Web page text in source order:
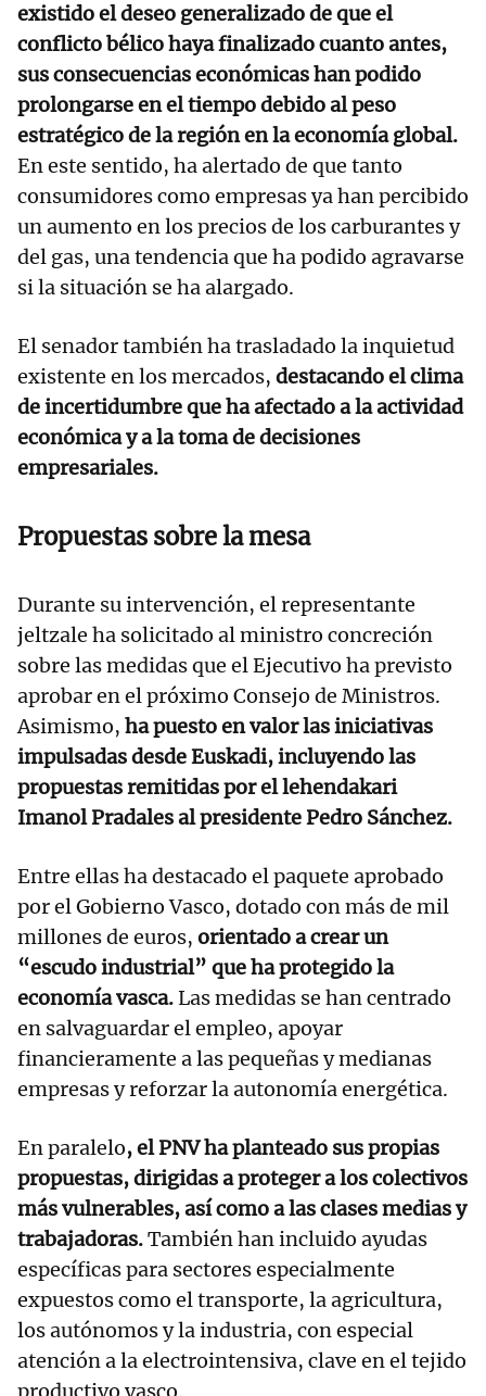
existido el deseo generalizado de que el
conflicto bélico haya finalizado cuanto antes,
sus consecuencias económicas han podido
prolongarse en el tiempo debido al peso
estratégico de la región en la economía global.
En este sentido, ha alertado de que tanto
consumidores como empresas ya han percibido
un aumento en los precios de los carburantes y
del gas, una tendencia que ha podido agravarse
si la situación se ha alargado.
El senador también ha trasladado la inquietud
existente en los mercados, destacando el clima
de incertidumbre que ha afectado a la actividad
económica y a la toma de decisiones
empresariales.
Propuestas sobre la mesa
Durante su intervención, el representante
jeltzale ha solicitado al ministro concreción
sobre las medidas que el Ejecutivo ha previsto
aprobar en el próximo Consejo de Ministros.
Asimismo, ha puesto en valor las iniciativas
impulsadas desde Euskadi, incluyendo las
propuestas remitidas por el lehendakari
Imanol Pradales al presidente Pedro Sánchez.
Entre ellas ha destacado el paquete aprobado
por el Gobierno Vasco, dotado con más de mil
millones de euros, orientado a crear un
“escudo industrial” que ha protegido la
economía vasca.Las medidas se han centrado
en salvaguardar el empleo, apoyar
financieramente a las pequeñas y medianas
empresas y reforzar la autonomía energética.
En paralelo, el PNV ha planteado sus propias
propuestas, dirigidas a proteger a los colectivos
más vulnerables, así como a las clases medias y
trabajadoras.También han incluido ayudas
específicas para sectores especialmente
expuestos como el transporte, la agricultura,
los autónomos y la industria, con especial
atención a la electrointensiva, clave en el tejido